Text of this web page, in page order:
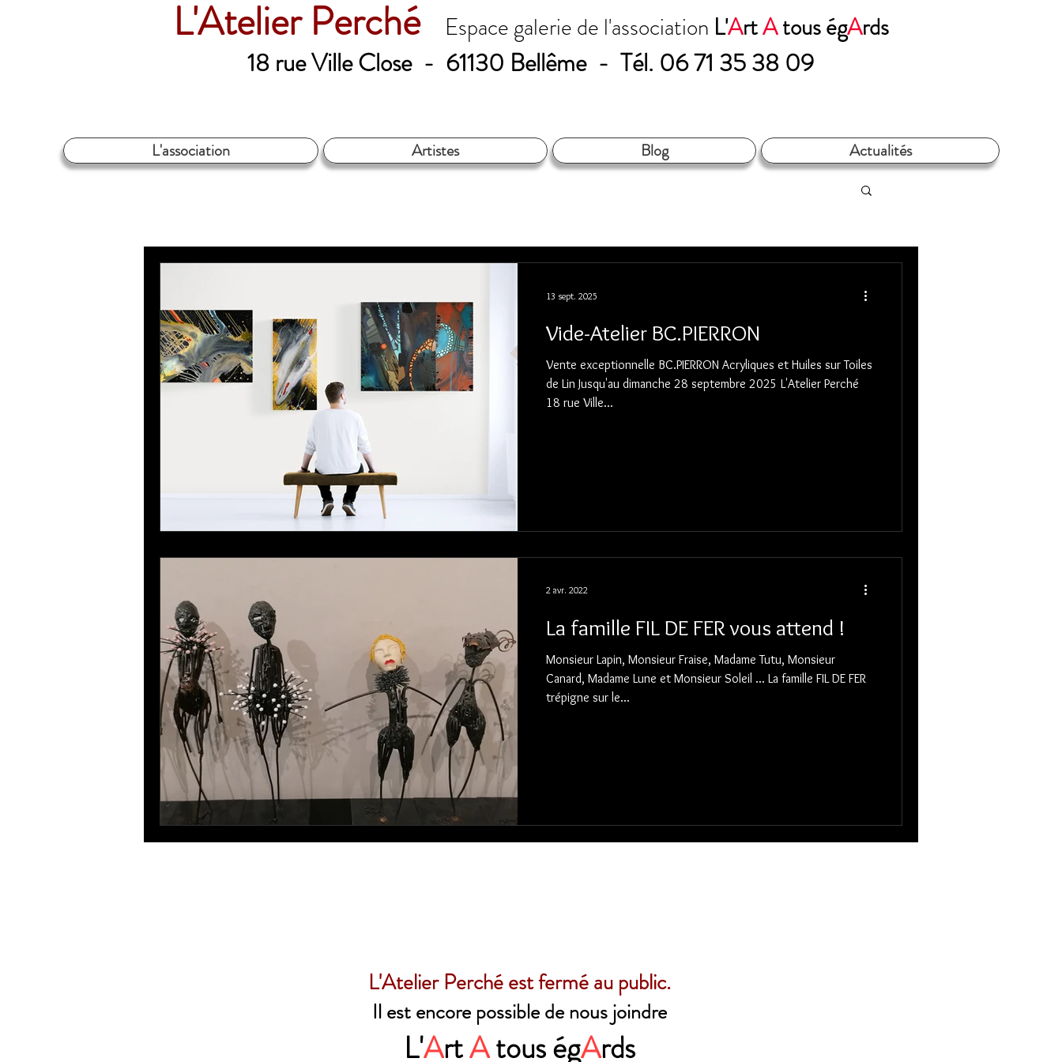
L'Atelier Perché Espace galerie de l'association L'ArtAtous égArds​​​
18 rue Ville Close - 61130 Bellême - Tél. 06 71 35 38 09
L'association Artistes Blog Actualités
Vide-Atelier BC.PIERRON
Vente exceptionnelle BC.PIERRON Acryliques et Huiles sur Toiles
de Lin Jusqu'au dimanche 28 septembre 2025 L'Atelier Perché
18 rue Ville...
13 sept. 2025
La famille FIL DE FER vous attend !
Monsieur Lapin, Monsieur Fraise, Madame Tutu, Monsieur
Canard, Madame Lune et Monsieur Soleil ... La famille FIL DE FER
trépigne sur le...
2 avr. 2022
L'Atelier Perché est fermé au public.
Il est encore possible de nous joindre
L'ArtAtous égArds